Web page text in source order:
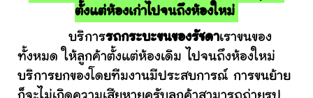
ตั้งแต่ห้องเก่าไปจนถึงห้องใหม่
บริการรถกระบะขนของรัชดาเราขนของ
ทั้งหมด ให้ลูกค้าตั้งแต่ห้องเดิม ไปจนถึงห้องใหม่
บริการยกของโดยทีมงานมีประสบการณ์ การขนย้าย